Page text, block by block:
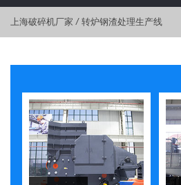
上海破碎机厂家 / 转炉钢渣处理生产线